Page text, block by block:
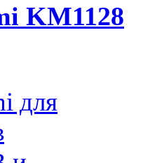
KM1128